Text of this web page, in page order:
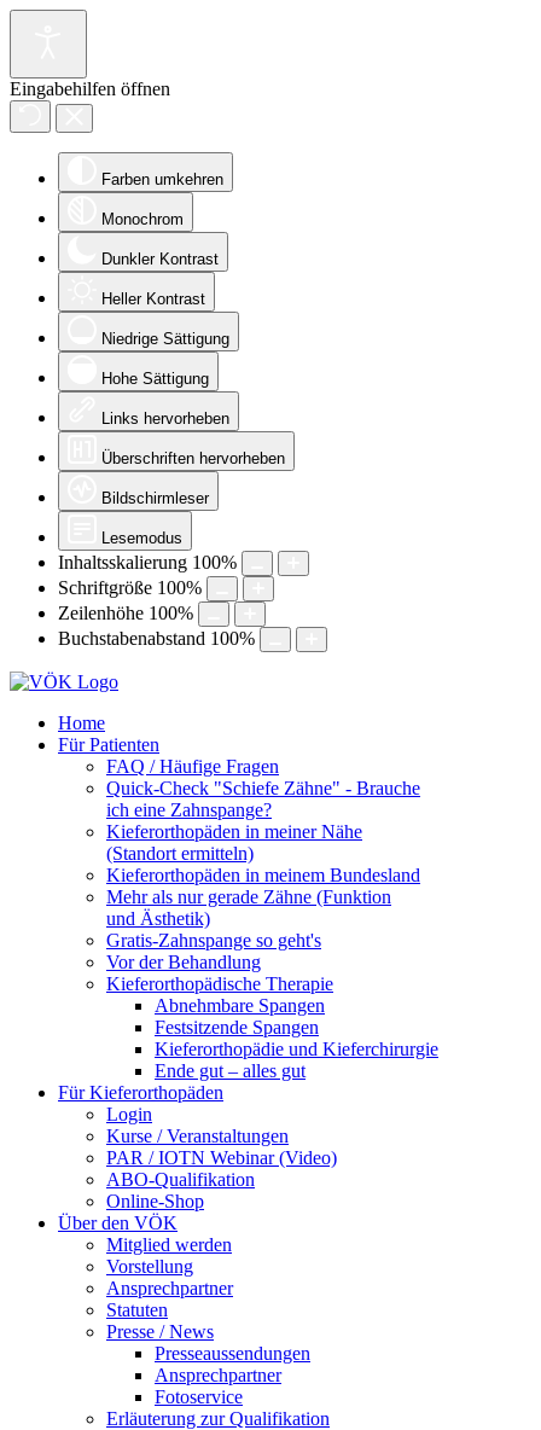
Eingabehilfen öffnen
Farben umkehren
Monochrom
Dunkler Kontrast
Heller Kontrast
Niedrige Sättigung
Hohe Sättigung
Links hervorheben
Überschriften hervorheben
Bildschirmleser
Lesemodus
Inhaltsskalierung 100%
Schriftgröße 100%
Zeilenhöhe 100%
Buchstabenabstand 100%
Home
Für Patienten
FAQ / Häufige Fragen
Quick-Check "Schiefe Zähne" - Brauche
ich eine Zahnspange?
Kieferorthopäden in meiner Nähe
(Standort ermitteln)
Kieferorthopäden in meinem Bundesland
Mehr als nur gerade Zähne (Funktion
und Ästhetik)
Gratis-Zahnspange so geht's
Vor der Behandlung
Kieferorthopädische Therapie
Abnehmbare Spangen
Festsitzende Spangen
Kieferorthopädie und Kieferchirurgie
Ende gut – alles gut
Für Kieferorthopäden
Login
Kurse / Veranstaltungen
PAR / IOTN Webinar (Video)
ABO-Qualifikation
Online-Shop
Über den VÖK
Mitglied werden
Vorstellung
Ansprechpartner
Statuten
Presse / News
Presseaussendungen
Ansprechpartner
Fotoservice
Erläuterung zur Qualifikation